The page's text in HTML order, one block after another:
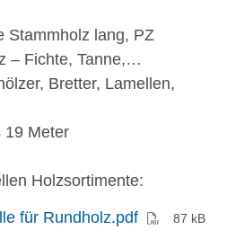
Stammholz lang, PZ
– Fichte, Tanne,…
Bretter, Lamellen,
19 Meter
Holzsortimente:
für Rundholz.pdf(PDF)87 kB